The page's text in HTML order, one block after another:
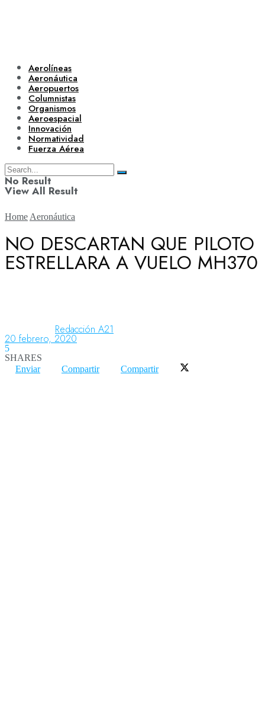
Aerolíneas
Aeronáutica
Aeropuertos
Columnistas
Organismos
Aeroespacial
Innovación
Normatividad
Fuerza Aérea
No Result
View All Result
Aerolíneas
Aeropuertos
Home Aeronáutica
NO DESCARTAN QUE PILOTO
ESTRELLARA A VUELO MH370
Redacción A21
20 febrero, 2020
5
SHARES
Enviar
Compartir Compartir